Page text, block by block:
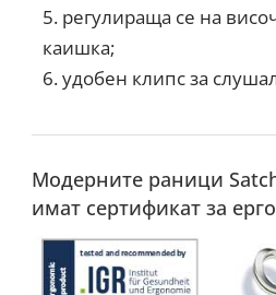
регулираща се на
каишка;
удобен клипс за
Модерните раници
имат сертификат за